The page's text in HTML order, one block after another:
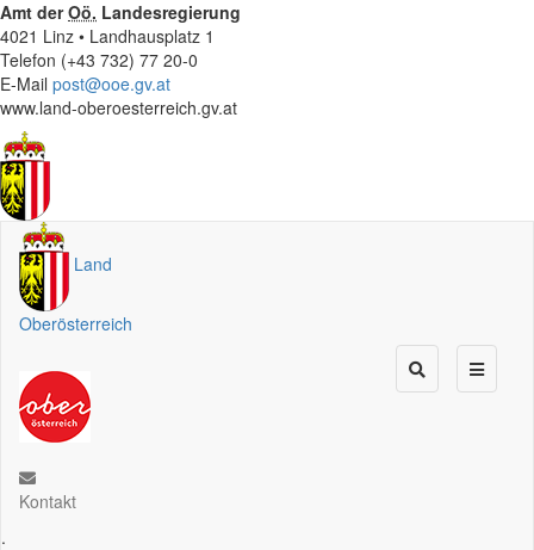
Amt derOö. Landesregierung
4021 Linz • Landhausplatz 1
Telefon (+43 732) 77 20-0
E-Mail post@ooe.gv.at
www.land-oberoesterreich.gv.at
Land
Oberösterreich
Kontakt
.